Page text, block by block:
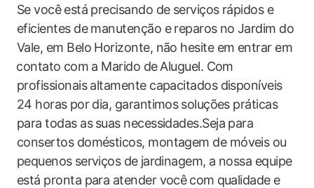
Se você⁣ está precisando‌ de‌ serviços rápidos e
eficientes de manutenção e reparos⁣ no Jardim ‌do
Vale, em Belo Horizonte, não hesite‌ em entrar em
⁢contato⁢ com a Marido ‍de ⁣Aluguel. ‌Com
profissionais altamente‌ capacitados ​disponíveis ​
24 horas⁢ por dia,‍ garantimos⁢ soluções práticas⁢
para​ todas as⁣ suas necessidades.Seja para
consertos‍ domésticos, montagem de móveis ou
pequenos ⁢serviços de ⁤jardinagem, a nossa equipe⁤
está pronta para‌ atender você⁢ com⁢ qualidade e